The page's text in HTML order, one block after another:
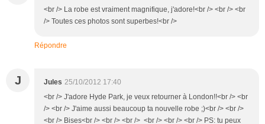
<br /> La robe est vraiment magnifique, j'adore!<br /> <br /> <br
/> Toutes ces photos sont superbes!<br />
Répondre
J Jules 25/10/2012 17:40
<br /> J'adore Hyde Park, je veux retourner à London!!<br /> <br
/> <br /> J'aime aussi beaucoup ta nouvelle robe ;)<br /> <br />
<br /> Bises<br /> <br /> <br /> <br /> <br /> <br /> PS: tu peux